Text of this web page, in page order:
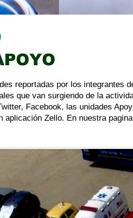
reportadas por los integrantes
que van surgiendo de la
Facebook, las unidades
aplicación Zello. En nuestra